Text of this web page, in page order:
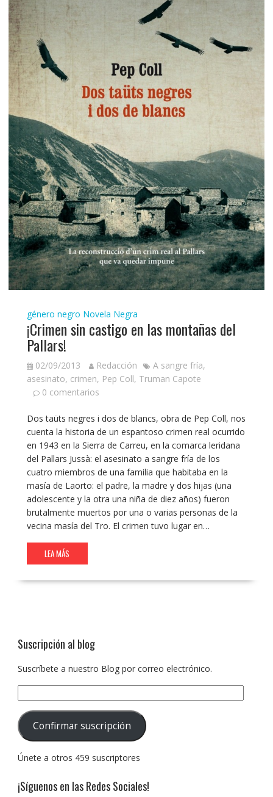
género negro Novela Negra
¡Crimen sin castigo en las montañas del
Pallars!
02/09/2013 Redacción A sangre fría,
asesinato, crimen, Pep Coll, Truman Capote
0 comentarios
Dos taüts negres i dos de blancs, obra de Pep Coll, nos
cuenta la historia de un espantoso crimen real ocurrido
en 1943 en la Sierra de Carreu, en la comarca leridana
del Pallars Jussà: el asesinato a sangre fría de los
cuatro miembros de una familia que habitaba en la
masía de Laorto: el padre, la madre y dos hijas (una
adolescente y la otra una niña de diez años) fueron
brutalmente muertos por una o varias personas de la
vecina masía del Tro. El crimen tuvo lugar en…
LEA MÁS
Suscripción al blog
Suscríbete a nuestro Blog por correo electrónico.
de
correo
electrónico:
Confirmar suscripción
Únete a otros 459 suscriptores
¡Síguenos en las Redes Sociales!